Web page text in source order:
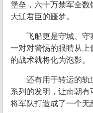
堡垒，六十万禁军全数
大辽君臣的噩梦。
飞船更是守城、守
一对对警惕的眼睛从
的战术就将化为泡影。
还有用于转运的
系列的发明，让南朝有
将军队打造成了一个无